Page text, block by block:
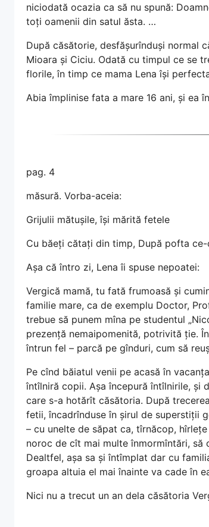
niciodată ocazia ca să nu spună:
toți oamenii din satul ăsta. …
După căsătorie, desfășurînduși normal
Mioara și Ciciu. Odată cu timpul ce se
florile, în timp ce mama Lena își
Abia împlinise fata a mare 16 ani, și ea
pag. 4
măsură. Vorba-aceia:
Grijulii mătușile, își mărită fetele
Cu băeți cătați din timp, După pofta
Așa că întro zi, Lena îi spuse nepoatei:
Vergică mamă, tu fată frumoasă și
familie mare, ca de exemplu Doctor,
trebue să punem mîna pe studentul
prezență nemaipomenită, potrivită ție.
întrun fel – parcă pe gînduri, cum să
Pe cînd băiatul venii pe acasă în
întîlniră copii. Așa începură întîlnirile, și
care s-a hotărît căsătoria. După
fetii, încadrînduse în șirul de superstiții
– cu unelte de săpat ca, tîrnăcop,
noroc de cît mai multe înmormîntări,
Dealtfel, așa sa și întîmplat dar cu
groapa altuia el mai înainte va cade în
Nici nu a trecut un an dela căsătoria